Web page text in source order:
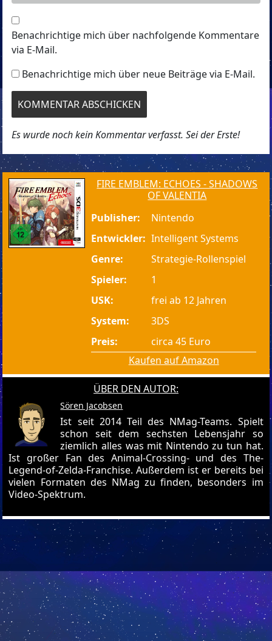
Benachrichtige mich über nachfolgende Kommentare
via E-Mail.
Benachrichtige mich über neue Beiträge via E-Mail.
Es wurde noch kein Kommentar verfasst. Sei der Erste!
FIRE EMBLEM: ECHOES - SHADOWS
OF VALENTIA
Publisher:
Nintendo
Entwickler: Intelligent Systems
Genre:
Strategie-Rollenspiel
Spieler:
1
USK:
frei ab 12 Jahren
System:
3DS
Preis:
circa 45 Euro
Kaufen auf Amazon
ÜBER DEN AUTOR:
Sören Jacobsen
Ist seit 2014 Teil des NMag-Teams. Spielt
schon seit dem sechsten Lebensjahr so
ziemlich alles was mit Nintendo zu tun hat.
Ist großer Fan des Animal-Crossing- und des The-
Legend-of-Zelda-Franchise. Außerdem ist er bereits bei
vielen Formaten des NMag zu finden, besonders im
Video-Spektrum.